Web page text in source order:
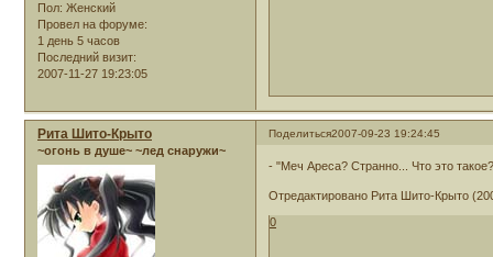
Пол: Женский
Провел на форуме:
1 день 5 часов
Последний визит:
2007-11-27 19:23:05
Поделиться2007-09-23 19:24:45
Рита Шито-Крыто
~огонь в душе~ ~лед снаружи~
- "Меч Ареса? Странно... Что это
Отредактировано Рита Шито-Крыто
0